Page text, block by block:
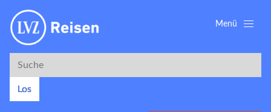
Suche
Los
Menü